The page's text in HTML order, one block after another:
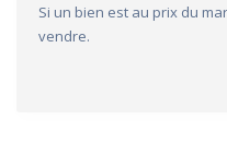
Si un bien est au prix du
vendre.